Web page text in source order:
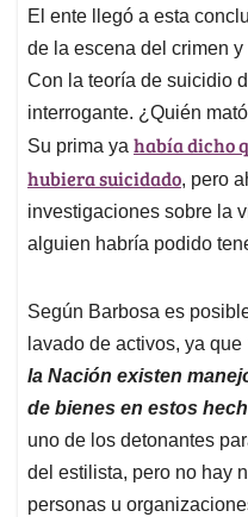
El ente llegó a esta
de la escena del crimen
Con la teoría de suicidio
interrogante. ¿Quién
Su prima ya había dicho
hubiera suicidado, pero
investigaciones sobre la
alguien habría podido
Según Barbosa es
lavado de activos, ya que
la Nación existen
de bienes en estos
uno de los detonantes
del estilista, pero no hay
personas u